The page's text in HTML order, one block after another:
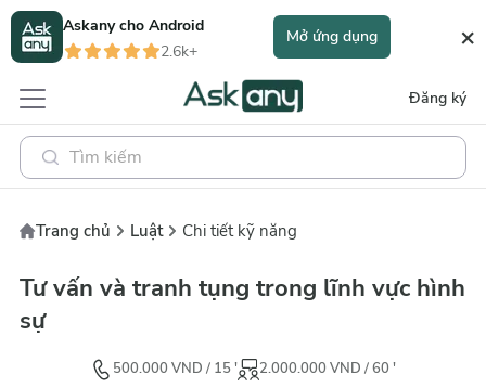
Askany cho Android
2.6k+
Mở ứng dụng ×
Đăng ký
Trang chủ Luật Chi tiết kỹ năng
Tư vấn và tranh tụng trong lĩnh vực hình
sự
500.000 VND / 15' 2.000.000 VND /60 '